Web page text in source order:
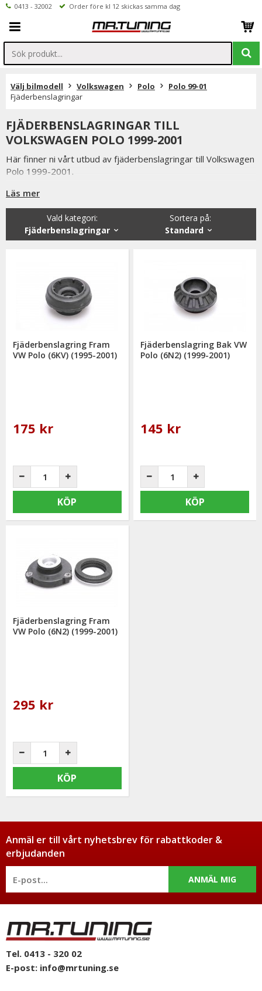
0413 - 32002 Order före kl 12 skickas samma dag
Välj bilmodell Volkswagen Polo
Polo 99-01
Fjäderbenslagringar
FJÄDERBENSLAGRINGAR TILL
VOLKSWAGEN POLO 1999-2001
Här finner ni vårt utbud av fjäderbenslagringar till Volkswagen
Polo 1999-2001.
Vanliga tecken på dåliga fjäderbenslagringar är klonkande ljud i
Styrningen kan även bli trög och som påföljd av trasiga
fjäderbenslagringar kan även hjulinställningen påverkas vilket
Läs mer
Sortera på:
Standard
Vald kategori:
Fjäderbenslagringar
Fjäderbenslagring Fram
VW Polo (6KV) (1995-2001)
175 kr
KÖP
Fjäderbenslagring Bak VW
Polo (6N2) (1999-2001)
145 kr
KÖP
Fjäderbenslagring Fram
VW Polo (6N2) (1999-2001)
295 kr
KÖP
Anmäl er till vårt nyhetsbrev för rabattkoder &
erbjudanden
ANMÄL MIG
Tel. 0413 - 320 02
E-post: info@mrtuning.se